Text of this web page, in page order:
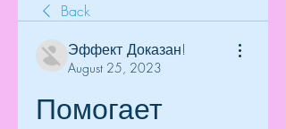
Back
Эффект Доказан!
August 25, 2023
Помогает